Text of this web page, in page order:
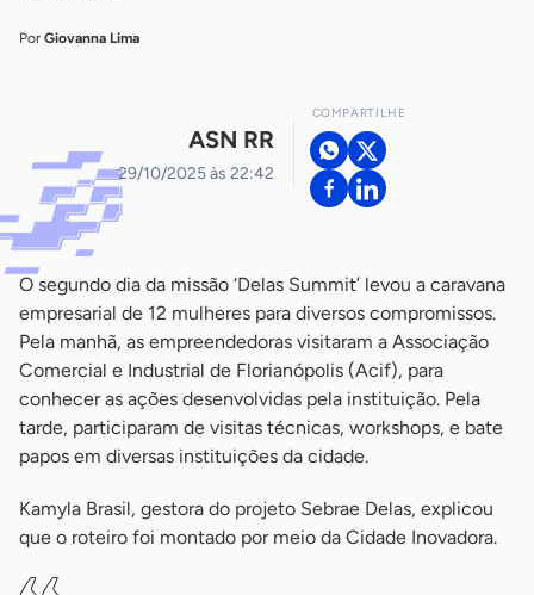
Por Giovanna Lima
ASN RR
29/10/2025 às 22:42
COMPARTILHE
O segundo dia da missão ‘Delas Summit’ levou a caravana
empresarial de 12 mulheres para diversos compromissos.
Pela manhã, as empreendedoras visitaram a Associação
Comercial e Industrial de Florianópolis (Acif), para
conhecer as ações desenvolvidas pela instituição. Pela
tarde, participaram de visitas técnicas, workshops, e bate
papos em diversas instituições da cidade.
Kamyla Brasil, gestora do projeto Sebrae Delas, explicou
que o roteiro foi montado por meio da Cidade Inovadora.